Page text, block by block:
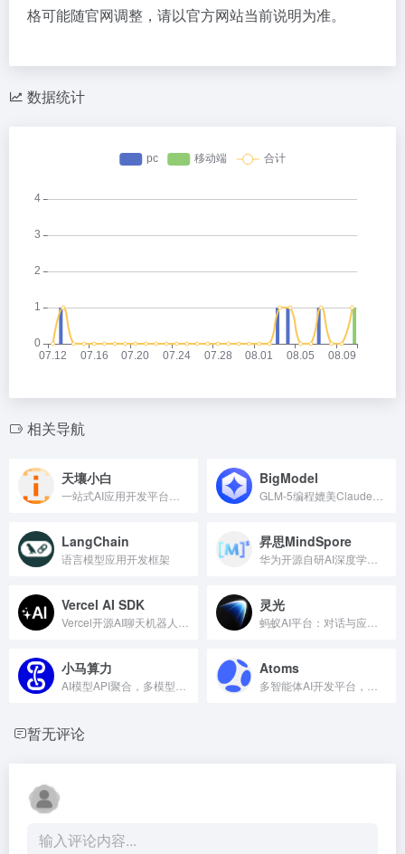
格可能随官网调整，请以官方网站当前说明为准。
数据统计
相关导航
天壤小白 BigModel
LangChain
语言模型应用开发框架
昇思MindSpore
Vercel AI SDK 灵光
小马算力 Atoms
暂无评论